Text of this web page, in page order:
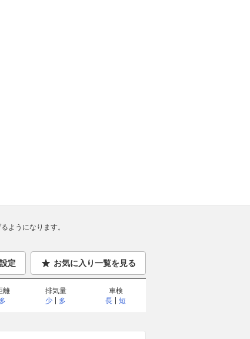
ようになります。
定 お気に入り一覧を見る
離
多
排気量
少
多
車検
長
短